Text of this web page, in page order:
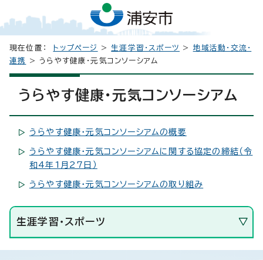
現在位置： トップページ >生涯学習・スポーツ > 地域活動・交流・
連携
> うらやす健康・元気コンソーシアム
うらやす健康・元気コンソーシアム
うらやす健康・元気コンソーシアムの概要
うらやす健康・元気コンソーシアムに関する協定の締結（令
和4年1月27日）
うらやす健康・元気コンソーシアムの取り組み
生涯学習・スポーツ